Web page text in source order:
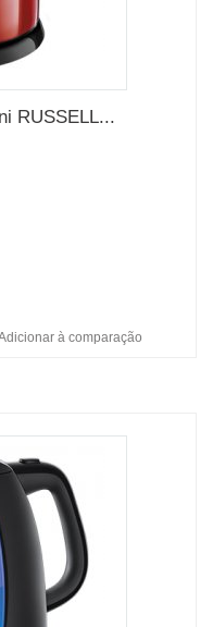
RUSSELL...
à comparação